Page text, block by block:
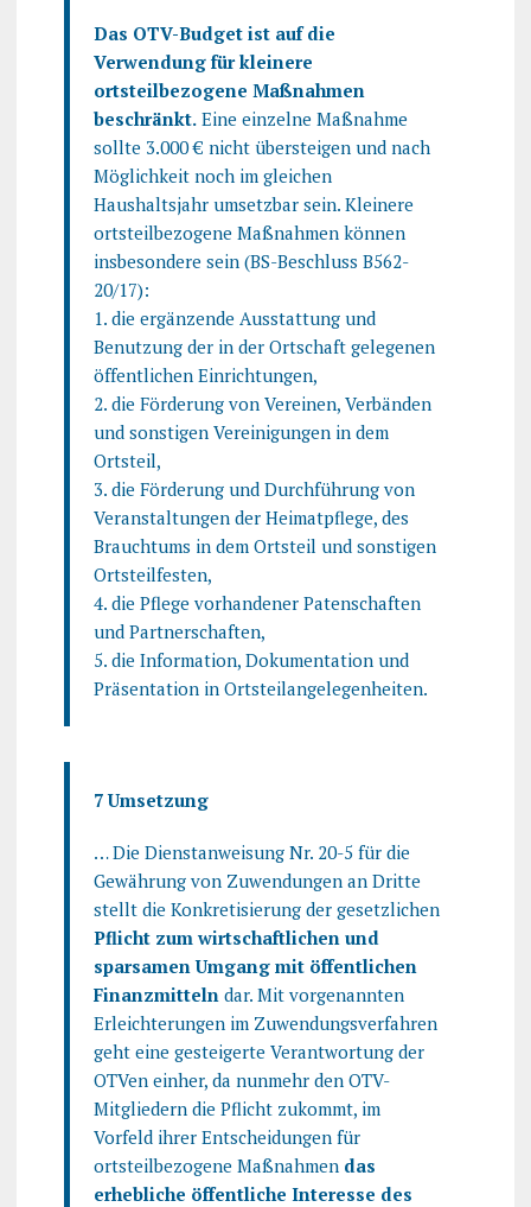
Das OTV-Budget ist auf die
Verwendung für kleinere
ortsteilbezogene Maßnahmen
beschränkt.Eine einzelne Maßnahme
sollte 3.000 € nicht übersteigen und nach
Möglichkeit noch im gleichen
Haushaltsjahr umsetzbar sein. Kleinere
ortsteilbezogene Maßnahmen können
insbesondere sein (BS-Beschluss B562-
20/17):
1. die ergänzende Ausstattung und
Benutzung der in der Ortschaft gelegenen
öffentlichen Einrichtungen,
2. die Förderung von Vereinen, Verbänden
und sonstigen Vereinigungen in dem
Ortsteil,
3. die Förderung und Durchführung von
Veranstaltungen der Heimatpflege, des
Brauchtums in dem Ortsteil und sonstigen
Ortsteilfesten,
4. die Pflege vorhandener Patenschaften
und Partnerschaften,
5. die Information, Dokumentation und
Präsentation in Ortsteilangelegenheiten.
7 Umsetzung
… Die Dienstanweisung Nr. 20-5 für die
Gewährung von Zuwendungen an Dritte
stellt die Konkretisierung der gesetzlichen
Pflicht zum wirtschaftlichen und
sparsamen Umgang mit öffentlichen
Finanzmitteln dar. Mit vorgenannten
Erleichterungen im Zuwendungsverfahren
geht eine gesteigerte Verantwortung der
OTVen einher, da nunmehr den OTV-
Mitgliedern die Pflicht zukommt, im
Vorfeld ihrer Entscheidungen für
ortsteilbezogene Maßnahmen das
erhebliche öffentliche Interesse des